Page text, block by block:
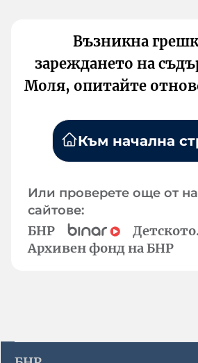
Възникна
зареждането на
Моля, опитайте
Към начална
Или проверете още от
сайтове:
БНР
Архивен фонд на БНР